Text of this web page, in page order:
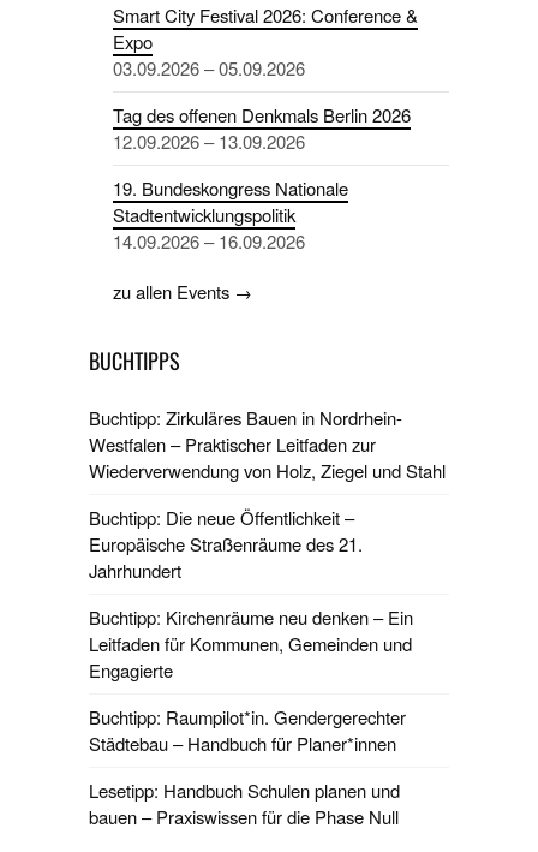
Smart City Festival 2026: Conference &
Expo
03.09.2026 – 05.09.2026
Tag des offenen Denkmals Berlin 2026
12.09.2026 – 13.09.2026
19. Bundeskongress Nationale
Stadtentwicklungspolitik
14.09.2026 – 16.09.2026
zu allen Events →
BUCHTIPPS
Buchtipp: Zirkuläres Bauen in Nordrhein-
Westfalen – Praktischer Leitfaden zur
Wiederverwendung von Holz, Ziegel und Stahl
Buchtipp: Die neue Öffentlichkeit –
Europäische Straßenräume des 21.
Jahrhundert
Buchtipp: Kirchenräume neu denken – Ein
Leitfaden für Kommunen, Gemeinden und
Engagierte
Buchtipp: Raumpilot*in. Gendergerechter
Städtebau – Handbuch für Planer*innen
Lesetipp: Handbuch Schulen planen und
bauen – Praxiswissen für die Phase Null